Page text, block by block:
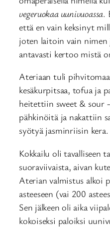
vegeruokaa uunivuoassa.
että en vain keksinyt
joten laitoin vain nimen
antavasti kertoo mistä
Ateriaan tuli
kesäkurpitsaa, tofua ja
heitettiin sweet & sour
pähkinöitä ja nakattiin
syötyä jasminriisin kera.
Kokkailu oli tavalliseen
suoraviivaista, aivan
Aterian valmistus alkoi
asteeseen (vai 200
Sen jälkeen oli aika
kokoiseksi paloiksi